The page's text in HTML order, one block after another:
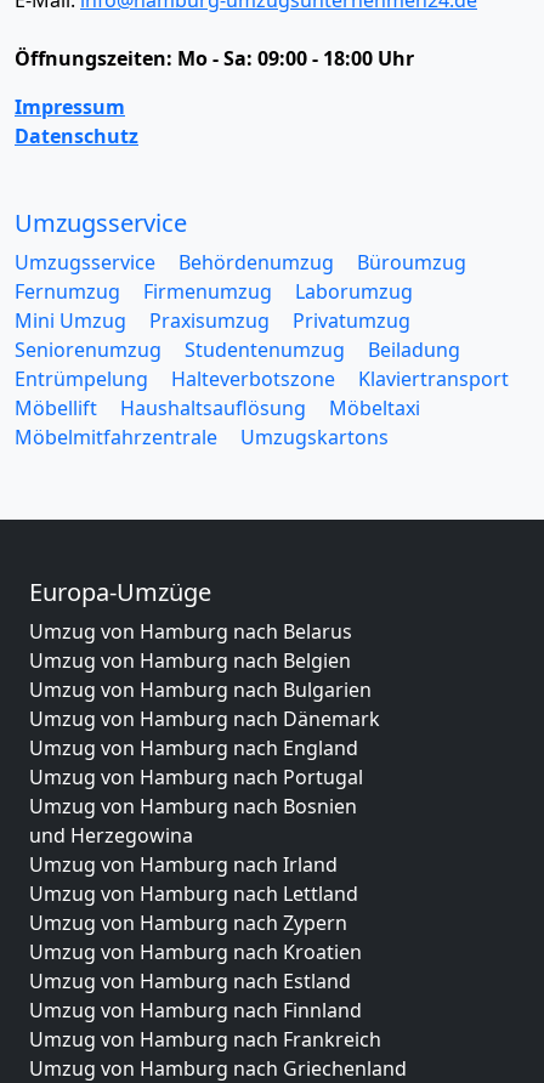
Öffnungszeiten: Mo - Sa: 09:00 - 18:00 Uhr
Impressum
Datenschutz
Umzugsservice
Umzugsservice Behördenumzug
Büroumzug
Fernumzug
Firmenumzug
Laborumzug
Mini Umzug
Praxisumzug
Privatumzug
Seniorenumzug
Studentenumzug
Beiladung
Entrümpelung
Halteverbotszone
Klaviertransport
Möbellift
Haushaltsauflösung
Möbeltaxi
Möbelmitfahrzentrale
Umzugskartons
Europa-Umzüge
Umzug von Hamburg nach Belarus
Umzug von Hamburg nach Belgien
Umzug von Hamburg nach Bulgarien
Umzug von Hamburg nach Dänemark
Umzug von Hamburg nach England
Umzug von Hamburg nach Portugal
Umzug von Hamburg nach Bosnien
und Herzegowina
Umzug von Hamburg nach Irland
Umzug von Hamburg nach Lettland
Umzug von Hamburg nach Zypern
Umzug von Hamburg nach Kroatien
Umzug von Hamburg nach Estland
Umzug von Hamburg nach Finnland
Umzug von Hamburg nach Frankreich
Umzug von Hamburg nach Griechenland